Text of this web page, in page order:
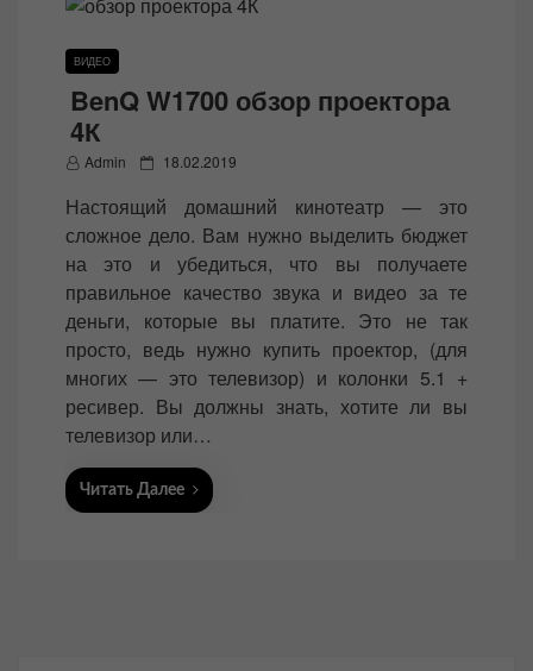
ВИДЕО
BenQ W1700 обзор проектора
4К
Admin
P
s
t
e
d
o
n
18.02.2019
Настоящий домашний кинотеатр — это
сложное дело. Вам нужно выделить бюджет
на это и убедиться, что вы получаете
правильное качество звука и видео за те
деньги, которые вы платите. Это не так
просто, ведь нужно купить проектор, (для
многих — это телевизор) и колонки 5.1 +
ресивер. Вы должны знать, хотите ли вы
телевизор или…
Читать Далее